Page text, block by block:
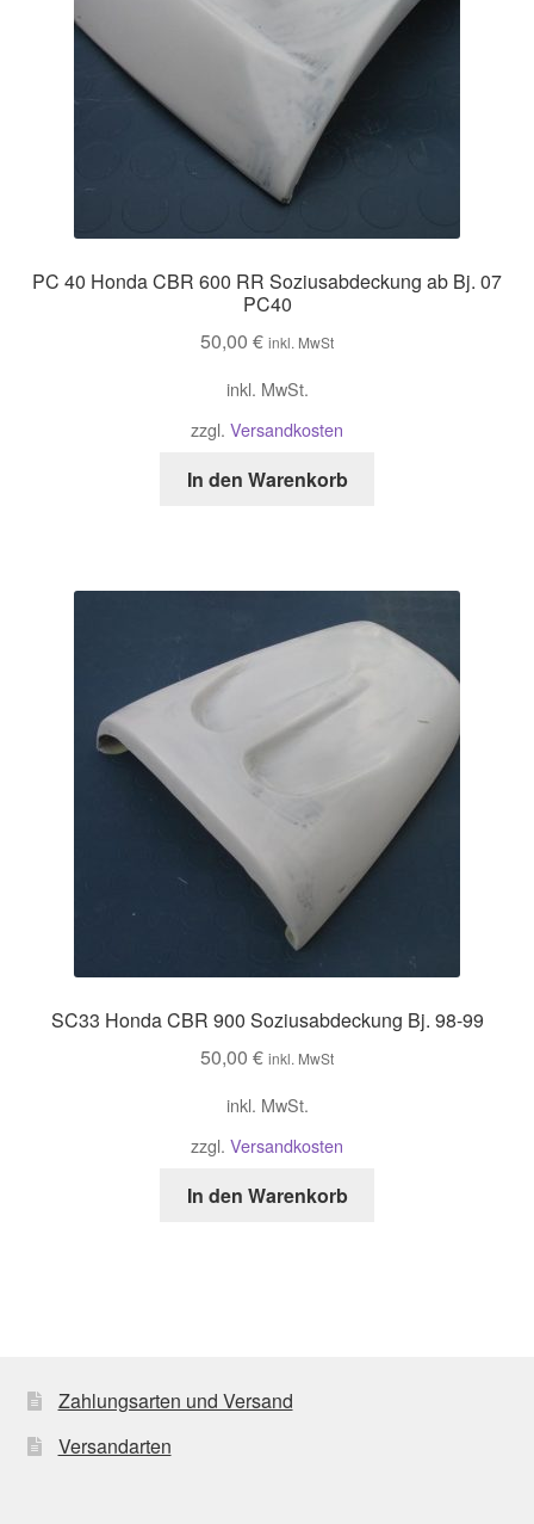
PC 40 Honda CBR 600 RR Soziusabdeckung ab Bj. 07
PC40
50,00 € inkl. MwSt
inkl. MwSt.
zzgl. Versandkosten
In den Warenkorb
SC33 Honda CBR 900 Soziusabdeckung Bj. 98-99
50,00 € inkl. MwSt
inkl. MwSt.
zzgl. Versandkosten
In den Warenkorb
Zahlungsarten und Versand
Versandarten